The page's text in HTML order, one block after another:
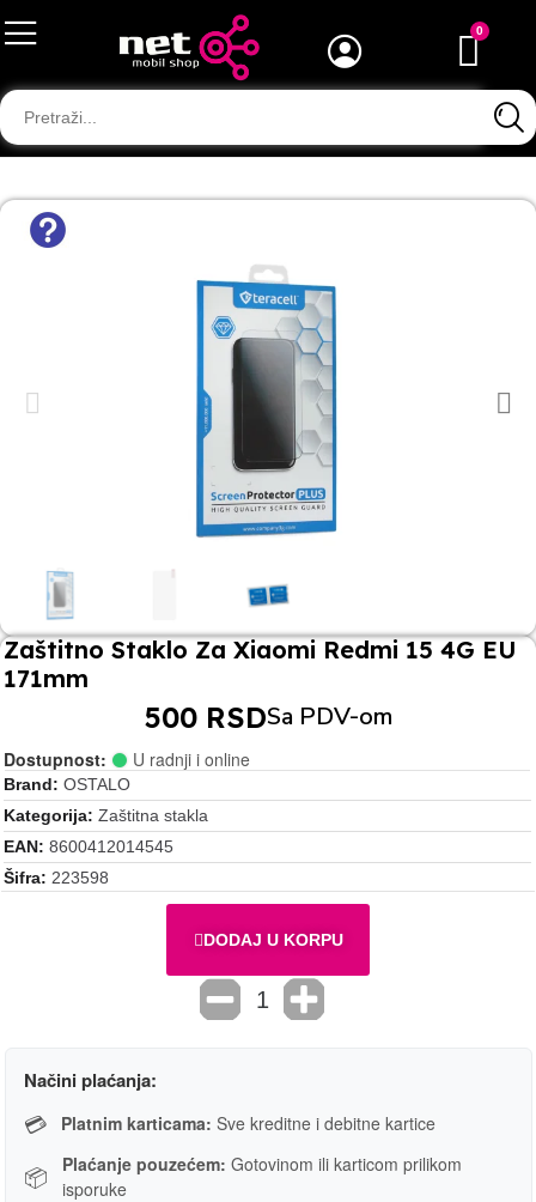
Zaštitno Staklo Za Xiaomi Redmi 15 4G EU
171mm
500 RSDSa PDV-om
Dostupnost: U radnji i online
Brand
OSTALO
Kategorija Zaštitna stakla
EAN 8600412014545
Šifra
223598
DODAJ U KORPU
Načini plaćanja:
💳 Platnim karticama: Sve kreditne i debitne kartice
📦 Plaćanje pouzećem: Gotovinom ili karticom prilikom
isporuke